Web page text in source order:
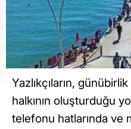
Yazlıkçıların,
halkının oluşturduğu
telefonu hatlarında ve